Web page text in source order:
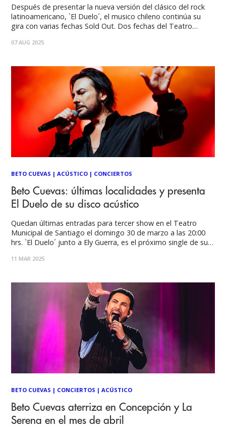
Después de presentar la nueva versión del clásico del rock
latinoamericano, `El Duelo´, el musico chileno continúa su
gira con varias fechas Sold Out. Dos fechas del Teatro
septiembre. El viernes pasado se presentó en Tegucigalpa,
07 AUG 2025
BETO CUEVAS |ACÚSTICO | CONCIERTOS
Beto Cuevas: últimas localidades y presenta
El Duelo de su disco acústico
Quedan últimas entradas para tercer show en el Teatro
Municipal de Santiago el domingo 30 de marzo a las 20:00
hrs. `El Duelo´ junto a Ely Guerra, es el próximo single de su
Fechas shows: Teatro Municipal de Santiago:
11 MAR 2025
BETO CUEVAS | CONCIERTOS |ACÚSTICO
Beto Cuevas aterriza en Concepción y La
Serena en el mes de abril